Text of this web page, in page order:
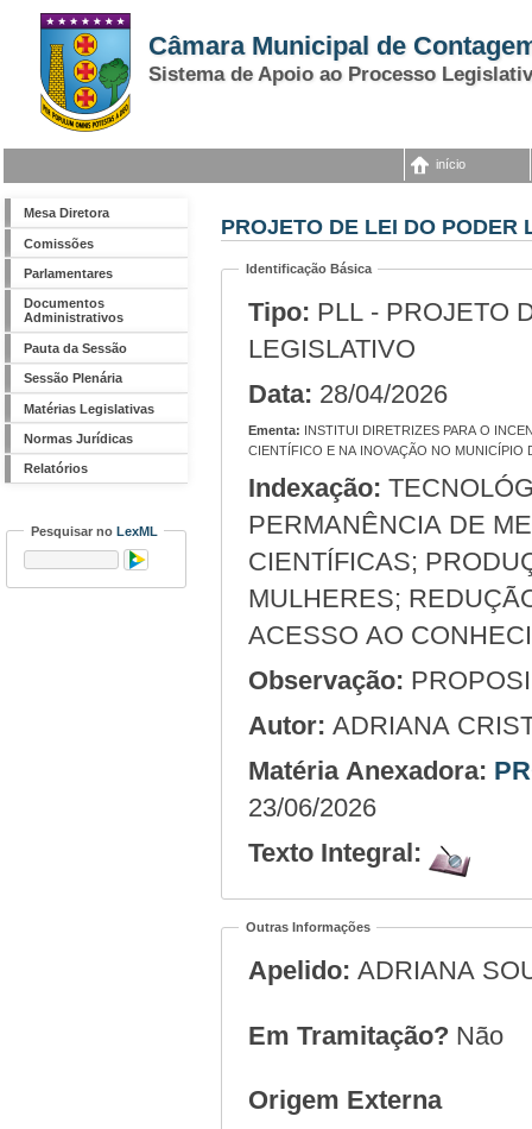
Câmara Municipal de
Sistema de Apoio ao Processo
início
Mesa Diretora
Comissões
Parlamentares
Documentos
Administrativos
Pauta da Sessão
Sessão Plenária
Matérias Legislativas
Normas Jurídicas
Relatórios
Pesquisar no LexML
PROJETO DE LEI DO PODER
Identificação Básica
Tipo: PLL - PROJETO
LEGISLATIVO
Data: 28/04/2026
Ementa:
CIENTÍFICO E NA INOVAÇÃO NO MUNICÍPIO
Indexação:
PERMANÊNCIA DE
CIENTÍFICAS;
MULHERES;
ACESSO AO
Observação:
Autor: ADRIANA
Matéria Anexadora:
23/06/2026
Texto Integral:
Outras Informações
Apelido: ADRIANA
Em Tramitação? Não
Origem Externa